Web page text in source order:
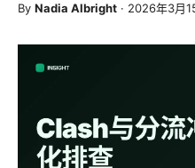
By Nadia Albright · 2026年3月